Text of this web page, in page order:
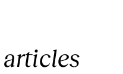
articles